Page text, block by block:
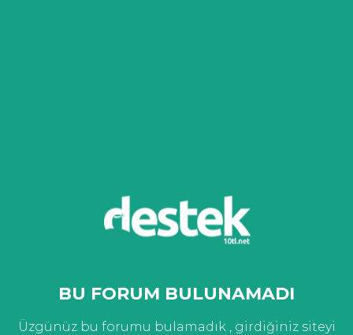
BU FORUM BULUNAMADI
Üzgünüz bu forumu bulamadık , girdiğiniz siteyi